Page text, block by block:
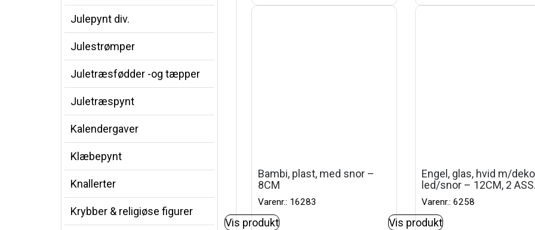
Julepynt div.
Julestrømper
Juletræsfødder -og tæpper
Juletræspynt
Kalendergaver
Klæbepynt
Knallerter
Krybber & religiøse figurer
Bambi, plast, med snor –
8CM
Varenr.: 16283
Vis produkt
Engel, glas, hvid m/
led/snor – 12CM, 2 ASS.
Varenr.: 6258
Vis produkt